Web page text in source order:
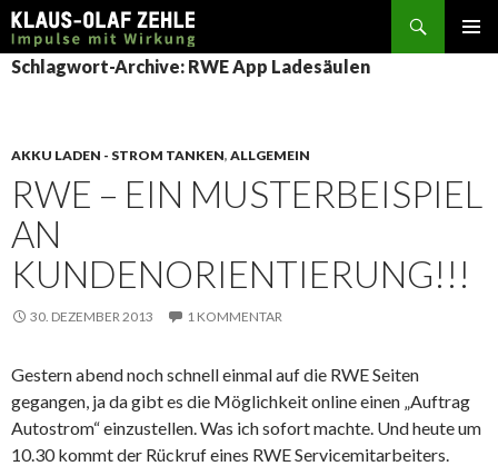
Suchen
SPRINGE
ZUM
Schlagwort-Archive: RWE App Ladesäulen
AKKU LADEN - STROM TANKEN, ALLGEMEIN
RWE – EIN MUSTERBEISPIEL
AN
KUNDENORIENTIERUNG!!!
30. DEZEMBER 2013 1 KOMMENTAR
Gestern abend noch schnell einmal auf die RWE Seiten
gegangen, ja da gibt es die Möglichkeit online einen „Auftrag
Autostrom“ einzustellen. Was ich sofort machte. Und heute um
10.30 kommt der Rückruf eines RWE Servicemitarbeiters.